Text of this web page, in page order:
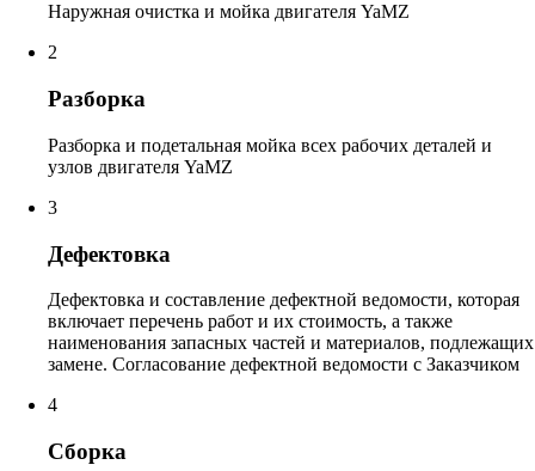
Наружная очистка и мойка двигателя YaMZ
2
Разборка
Разборка и подетальная мойка всех рабочих деталей и
узлов двигателя YaMZ
3
Дефектовка
Дефектовка и составление дефектной ведомости, которая
включает перечень работ и их стоимость, а также
наименования запасных частей и материалов, подлежащих
замене. Согласование дефектной ведомости с Заказчиком
4
Сборка